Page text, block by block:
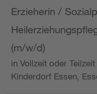
Erzieherin /
(m/w/d)
in Vollzeit oder
Kinderdorf Essen,